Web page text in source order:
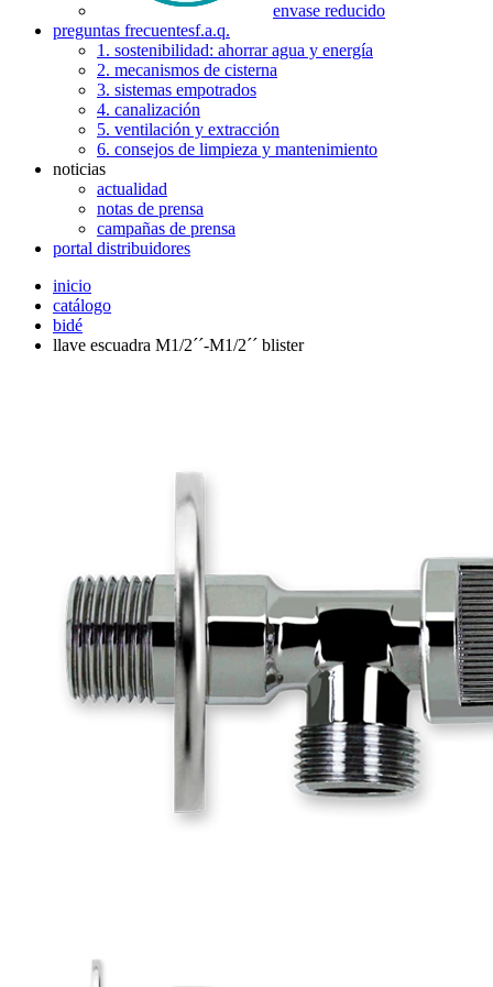
envase reducido
preguntas frecuentesf.a.q.
1. sostenibilidad: ahorrar agua y energía
2. mecanismos de cisterna
3. sistemas empotrados
4. canalización
5. ventilación y extracción
6. consejos de limpieza y mantenimiento
noticias
actualidad
notas de prensa
campañas de prensa
portal distribuidores
inicio
catálogo
bidé
llave escuadra M1/2´´-M1/2´´ blister